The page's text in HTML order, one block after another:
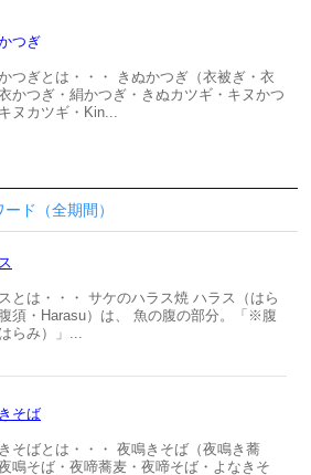
つぎ
つぎとは・・・ きぬかつぎ（衣被ぎ・衣
かつぎ・絹かつぎ・きぬカツギ・キヌかつ
ヌカツギ・Kin...
ド（全期間）
とは・・・ サケのハラス焼 ハラス（はら
須・Harasu）は、 魚の腹の部分。「※腹
らみ）」...
そば
そばとは・・・ 夜鳴きそば（夜鳴き蕎
鳴そば・夜啼蕎麦・夜啼そば・よなきそ